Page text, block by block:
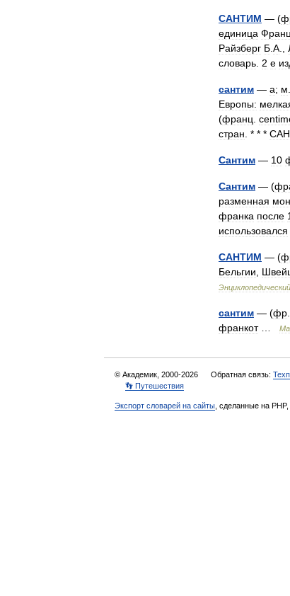
САНТИМ — (
единица
Райзберг Б А
словарь 2 е
сантим — а; м
Европы:
(франц
стран . * * *
Сантим — 10
Сантим — (
разменная
франка после 1
использовался
САНТИМ — (
Бельгии
Энциклопедический
сантим — (фр
франкот…
© Академик, 2000-2026 Обратная связь:
👣 Путешествия
Экспорт словарей на сайты , сделанные на PHP,